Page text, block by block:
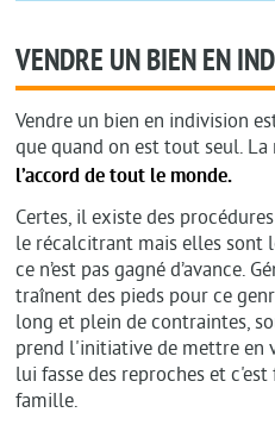
VENDRE UN BIEN EN
Vendre un bien en indivision
que quand on est tout seul.
l’accord de tout le monde.
Certes, il existe des
le récalcitrant mais elles sont
ce n’est pas gagné d’avance.
traînent des pieds pour ce
long et plein de contraintes,
prend l'initiative de mettre en
lui fasse des reproches et
famille.